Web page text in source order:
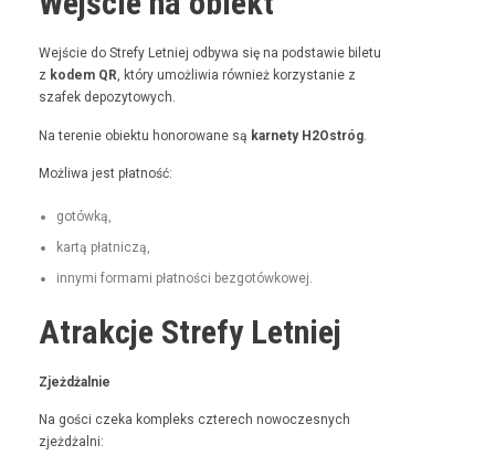
Wejś­cie do Stre­fy Let­niej odby­wa się na pod­staw­ie bile­tu
z kodem QR, który umożli­wia również korzys­tanie z
szafek depozytowych.
Na tere­nie obiek­tu hon­orowane są kar­ne­ty H2Ostróg
Możli­wa jest płatność:
gotówką,
kartą płat­niczą,
inny­mi for­ma­mi płat­noś­ci bezgotówkowej.
Atrakcje Strefy Letniej
Zjeżdżal­nie
Na goś­ci czeka kom­pleks czterech nowoczes­nych
zjeżdżalni: